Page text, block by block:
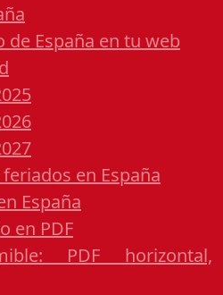
España en tu web
en España
España
en PDF
PDF horizontal,